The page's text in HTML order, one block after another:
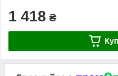
1 418 ₴